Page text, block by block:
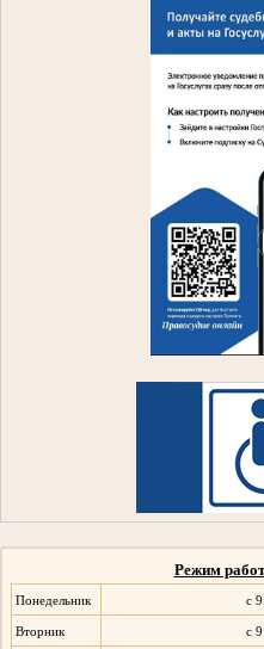
Режим
Понедельник с
Вторник с